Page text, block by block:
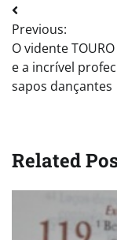
Post
navigation
Previous:
O vidente
e a incrível
sapos dançantes
Related